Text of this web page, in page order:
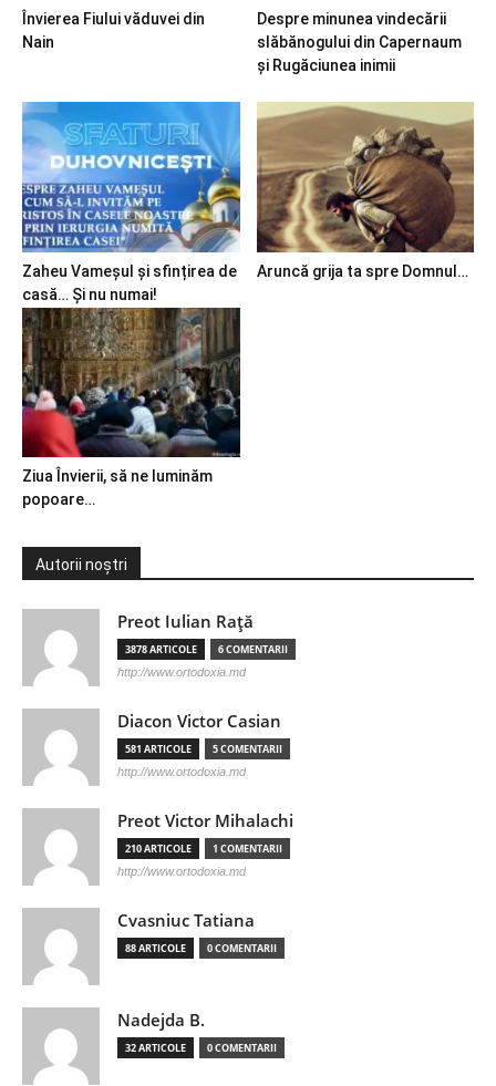
Învierea Fiului văduvei din
Nain
Despre minunea vindecării
slăbănogului din Capernaum
și Rugăciunea inimii
Zaheu Vameșul și sfințirea de
casă… Și nu numai!
Aruncă grija ta spre Domnul…
Ziua Învierii, să ne luminăm
popoare…
Autorii noștri
Preot Iulian Raţă
3878 ARTICOLE 6 COMENTARII
http://www.ortodoxia.md
Diacon Victor Casian
581 ARTICOLE 5 COMENTARII
http://www.ortodoxia.md
Preot Victor Mihalachi
210 ARTICOLE 1 COMENTARII
http://www.ortodoxia.md
Cvasniuc Tatiana
88 ARTICOLE 0 COMENTARII
Nadejda B.
32 ARTICOLE 0 COMENTARII